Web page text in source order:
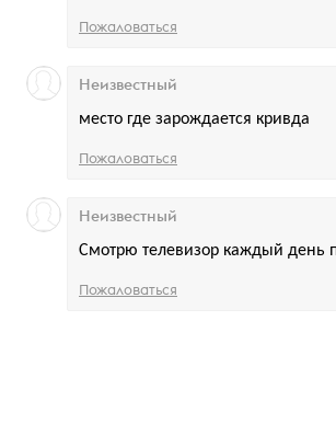
Пожаловаться
место где зарождается кривда
Неизвестный
Пожаловаться
Смотрю телевизор каждый день
Неизвестный
Пожаловаться